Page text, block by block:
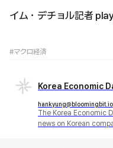
イム・デチョル記者
#マクロ経済
Korea Economic
hankyung@bloomingbit.io
The Korea Economic
news on Korean